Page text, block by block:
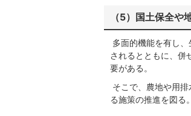
（5）国土保全や
多面的機能を有し
されるとともに、併
要がある。
そこで、農地や用
る施策の推進を図る。